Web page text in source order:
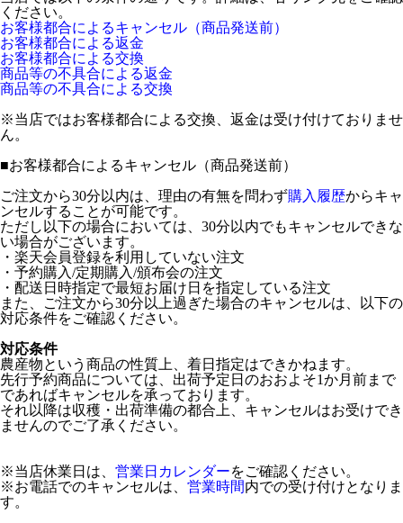
ください。
お客様都合によるキャンセル（商品発送前）
お客様都合による返金
お客様都合による交換
商品等の不具合による返金
商品等の不具合による交換
※当店ではお客様都合による交換、返金は受け付けておりませ
ん。
■お客様都合によるキャンセル（商品発送前）
ご注文から30分以内は、理由の有無を問わず購入履歴からキャ
ンセルすることが可能です。
ただし以下の場合においては、30分以内でもキャンセルできな
い場合がございます。
・楽天会員登録を利用していない注文
・予約購入/定期購入/頒布会の注文
・配送日時指定で最短お届け日を指定している注文
また、ご注文から30分以上過ぎた場合のキャンセルは、以下の
対応条件をご確認ください。
対応条件
農産物という商品の性質上、着日指定はできかねます。
先行予約商品については、出荷予定日のおおよそ1か月前まで
であればキャンセルを承っております。
それ以降は収穫・出荷準備の都合上、キャンセルはお受けでき
ませんのでご了承ください。
※当店休業日は、 営業日カレンダーをご確認ください。
※お電話でのキャンセルは、 営業時間内での受け付けとなりま
す。